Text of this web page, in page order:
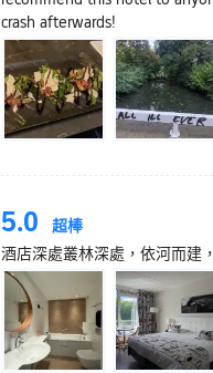
crash afterwards!
5.0 超棒
酒店深處叢林深處，依河而建